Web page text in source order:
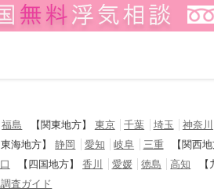
福島 【関東地方】 東京 千葉 埼玉 神奈川
東海地方】 静岡 愛知 岐阜 三重 【関西地
【四国地方】 香川 愛媛 徳島 高知
査ガイド